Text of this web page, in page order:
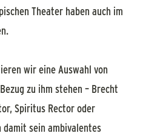
Theater haben auch im
wir eine Auswahl von
zu ihm stehen – Brecht
Spiritus Rector oder
sein ambivalentes